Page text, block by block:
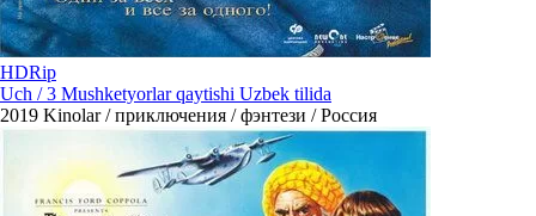
HDRip
Uch / 3 Mushketyorlar qaytishi Uzbek tilida
2019 Kinolar / приключения / фэнтези / Россия